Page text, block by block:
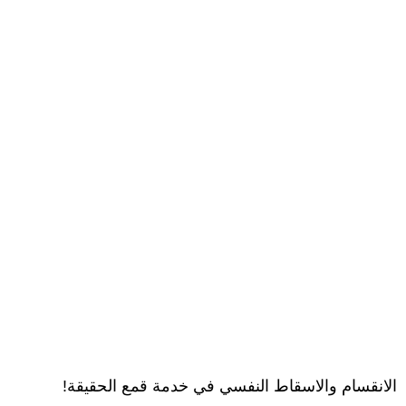
الانقسام والاسقاط النفسي في خدمة قمع الحقيقة!